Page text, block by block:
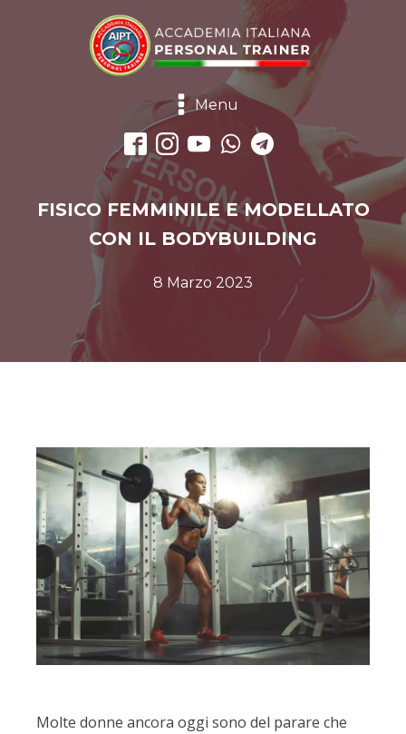
Menu
FISICO FEMMINILE E MODELLATO
CON IL BODYBUILDING
8 Marzo 2023
Molte donne ancora oggi sono del parare che